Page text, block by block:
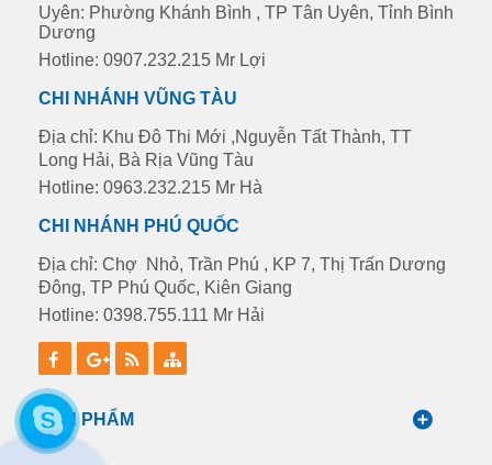
Uyên: Phường Khánh Bình , TP Tân Uyên, Tỉnh Bình
Dương
Hotline: 0907.232.215 Mr Lợi
CHI NHÁNH VŨNG TÀU
Địa chỉ: Khu Đô Thi Mới ,Nguyễn Tất Thành, TT
Long Hải, Bà Rịa Vũng Tàu
Hotline: 0963.232.215 Mr Hà
CHI NHÁNH PHÚ QUỐC
Địa chỉ: Chợ Nhỏ, Trần Phú , KP 7, Thị Trấn Dương
Đông, TP Phú Quốc, Kiên Giang
Hotline: 0398.755.111 Mr Hải
SẢN PHẨM